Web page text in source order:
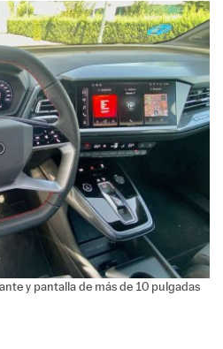
y pantalla de más de 10 pulgadas